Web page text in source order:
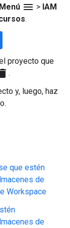
Menú menu > IAM
.
proyecto que
.
y, luego, haz
que estén
de
Workspace
de